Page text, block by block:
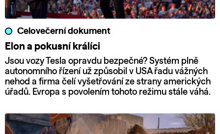
Celovečerní dokument
Elon a pokusní králíci
Jsou vozy Tesla opravdu bezpečné? Systém plně
autonomního řízení už způsobil v USA řadu vážných
nehod a firma čelí vyšetřování ze strany amerických
úřadů. Evropa s povolením tohoto režimu stále váhá.